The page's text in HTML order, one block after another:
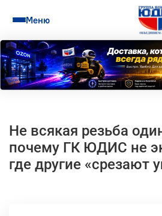
Меню
Не всякая резьба
почему ГК ЮДИС не
где другие «срезают